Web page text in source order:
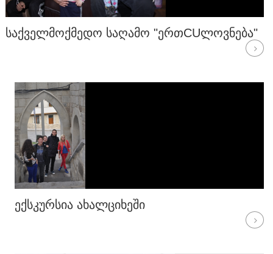
ᲡᲐᲥᲕᲔᲚᲛᲝᲥᲛᲔᲓᲝ ᲡᲐᲦᲐᲛᲝ "ᲔᲠᲗCUᲚᲝᲕᲜᲔᲑᲐ"
ᲔᲥᲡᲙᲣᲠᲡᲘᲐ ᲐᲮᲐᲚᲪᲘᲮᲔᲨᲘ